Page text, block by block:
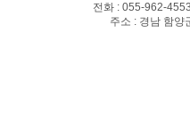
전화 : 055-962-
주소 : 경남 함양